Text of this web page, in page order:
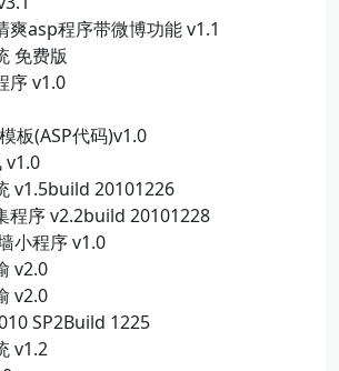
爽asp程序带微博功能 v1.1
免费版
序 v1.0
板(ASP代码)v1.0
v1.0
v1.5build 20101226
程序 v2.2build 20101228
小程序 v1.0
v2.0
v2.0
SP2Build 1225
v1.2